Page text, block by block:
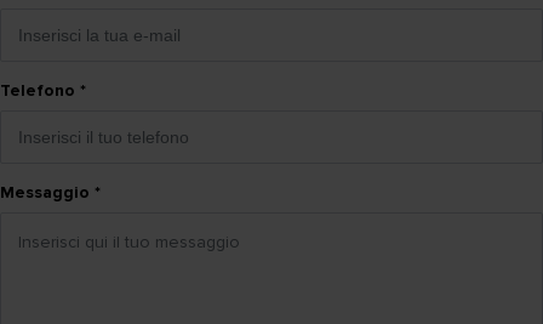
Telefono *
Messaggio *